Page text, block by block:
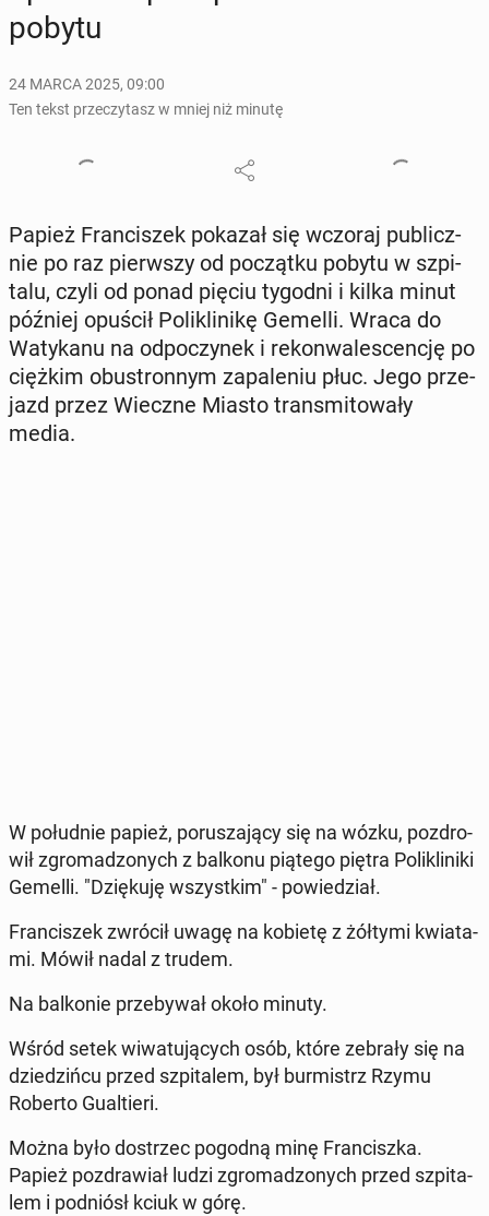
pobytu
24 MARCA 2025, 09:00
Ten tekst przeczytasz w mniej niż minutę
Papież Fran­ci­szek pokazał się wczoraj pu­blicz­
nie po raz pierw­szy od po­cząt­ku pobytu w szpi­
ta­lu, czyli od ponad pięciu tygodni i kilka minut
później opuścił Po­li­kli­ni­kę Gemelli. Wraca do
Wa­ty­ka­nu na od­po­czy­nek i re­kon­wa­le­scen­cję po
ciężkim obu­stron­nym za­pa­le­niu płuc. Jego prze­
jazd przez Wieczne Miasto trans­mi­to­wa­ły
media.
W po­łu­dnie papież, po­ru­sza­ją­cy się na wózku, po­zdro­
wił zgro­ma­dzo­nych z balkonu piątego piętra Po­li­kli­ni­ki
Gemelli. "Dzię­ku­ję wszyst­kim" - po­wie­dział.
Fran­ci­szek zwrócił uwagę na kobietę z żółtymi kwia­ta­
mi. Mówił nadal z trudem.
Na bal­ko­nie prze­by­wał około minuty.
Wśród setek wi­wa­tu­ją­cych osób, które zebrały się na
dzie­dziń­cu przed szpi­ta­lem, był bur­mistrz Rzymu
Roberto Gu­al­tie­ri.
Można było do­strzec pogodną minę Fran­cisz­ka.
Papież po­zdra­wiał ludzi zgro­ma­dzo­nych przed szpi­ta­
lem i pod­niósł kciuk w górę.